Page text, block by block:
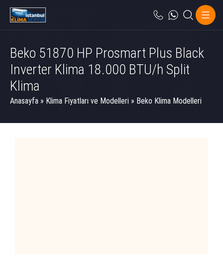
Beko 51870 HP Prosmart Plus Black
Inverter Klima 18.000 BTU/h Split
Klima
Anasayfa » Klima Fiyatları ve Modelleri » Beko Klima Modelleri